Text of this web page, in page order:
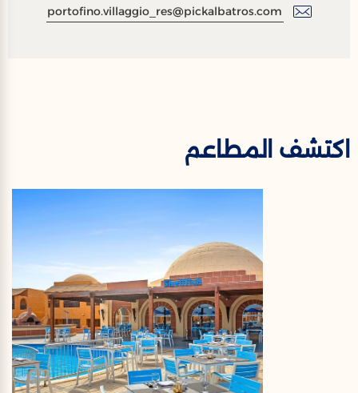
portofino.villaggio_res@pickalbatros.com
اكتشف المطاعم